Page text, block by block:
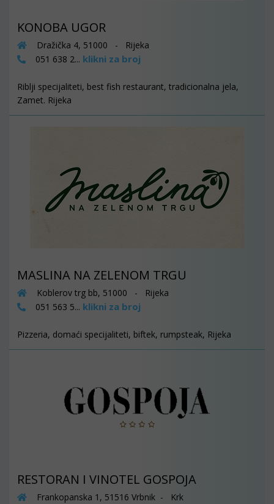
KONOBA UGOR
Dražička 4, 51000 - Rijeka
051 638 2... klikni za broj
Riblji specijaliteti, best fish restaurant, tradicionalna jela,
Zamet. Rijeka
MASLINA NA ZELENOM TRGU
Koblerov trg bb, 51000 - Rijeka
051 563 5... klikni za broj
Pizzeria, domaći specijaliteti, biftek, rumpsteak, Rijeka
RESTORAN I VINOTEL GOSPOJA
Frankopanska 1, 51516 Vrbnik - Krk